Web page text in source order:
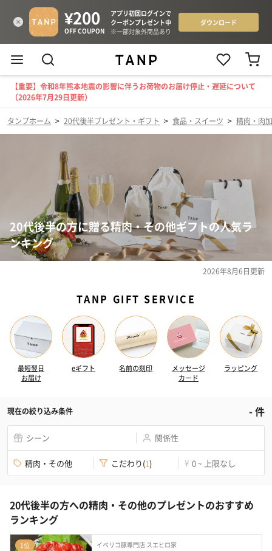
【重要】令和8年熊本地震の影響に伴うお荷物のお届け停止・遅延について
（2026年7月29日更新）
タンプホーム > 20代後半プレゼント・ギフト > 食品・スイーツ > 精肉・肉
20代後半の方に贈る精肉・その他ギフトの人気ラ
ンキング
2026年8月6日更新
TANP GIFT SERVICE
最短翌日
お届け
eギフト 名前の刻印
メッセージ
カード
ラッピング
現在の絞り込み条件 -件
シーン 関係性
精肉・その他 こだわり(1) ¥ 0 ~ 上限なし
20代後半の方への精肉・その他のプレゼントのおすすめ
ランキング
1位 イベリコ豚専門店 スエヒロ家